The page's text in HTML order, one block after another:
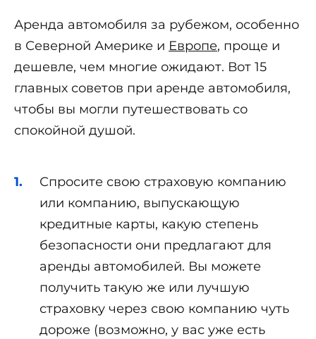
Аренда автомобиля за рубежом, особенно
в Северной Америке и Европе, проще и
дешевле, чем многие ожидают. Вот 15
главных советов при аренде автомобиля,
чтобы вы могли путешествовать со
спокойной душой.
Спросите свою страховую компанию
или компанию, выпускающую
кредитные карты, какую степень
безопасности они предлагают для
аренды автомобилей. Вы можете
получить такую ​​же или лучшую
страховку через свою компанию чуть
дороже (возможно, у вас уже есть